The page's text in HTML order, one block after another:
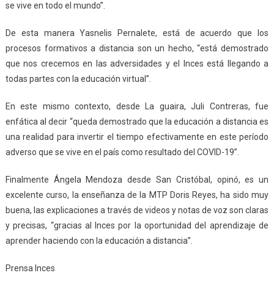
se vive en todo el mundo”.
De esta manera Yasnelis Pernalete, está de acuerdo que los
procesos formativos a distancia son un hecho, “está demostrado
que nos crecemos en las adversidades y el Inces está llegando a
todas partes con la educación virtual”.
En este mismo contexto, desde La guaira, Juli Contreras, fue
enfática al decir “queda demostrado que la educación a distancia es
una realidad para invertir el tiempo efectivamente en este período
adverso que se vive en el país como resultado del COVID-19”.
Finalmente Ángela Mendoza desde San Cristóbal, opinó, es un
excelente curso, la enseñanza de la MTP Doris Reyes, ha sido muy
buena, las explicaciones a través de videos y notas de voz son claras
y precisas, “gracias al Inces por la oportunidad del aprendizaje de
aprender haciendo con la educación a distancia”.
Prensa Inces